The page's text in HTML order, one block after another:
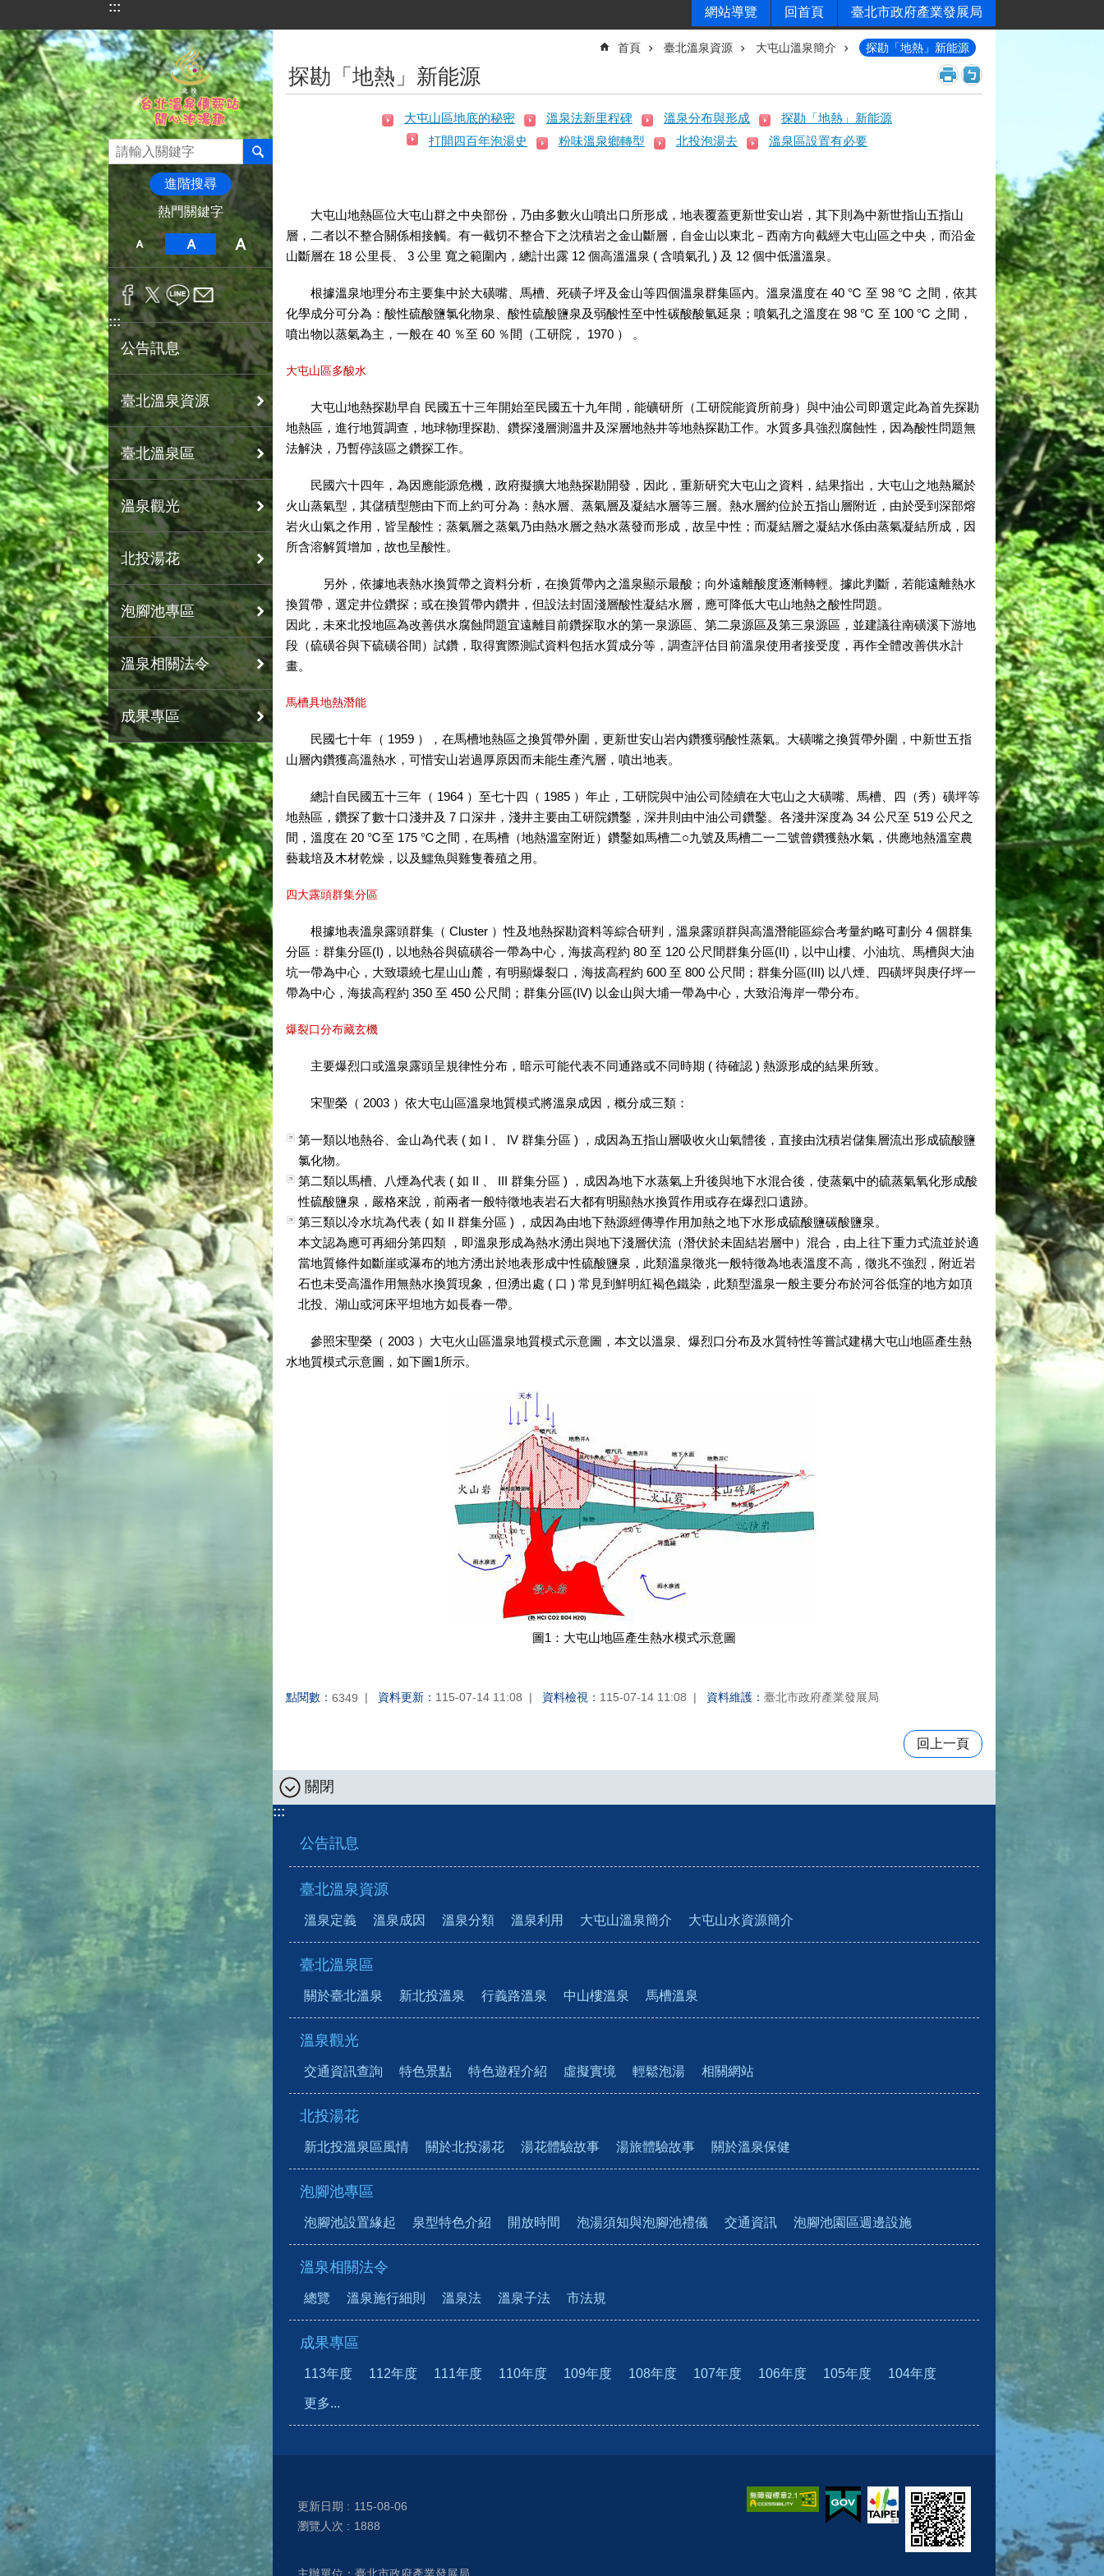
跳到主要內容區塊
::: 網站導覽 回首頁 臺北市政府產業發展局
進階搜尋
熱門關鍵字
:::
公告訊息
臺北溫泉資源
臺北溫泉區
溫泉觀光
北投湯花
泡腳池專區
溫泉相關法令
成果專區
首頁 臺北溫泉資源 大屯山溫泉簡介 探勘「地熱」新能源
探勘「地熱」新能源
大屯山區地底的秘密 溫泉法新里程碑 溫泉分布與形成
探勘「地熱」新能源
打開四百年泡湯史
粉味溫泉鄉轉型 北投泡湯去 溫泉區設置有必要
大屯山地熱區位大屯山群之中央部份，乃由多數火山噴出口所形成，地表覆蓋更新世安山岩，其下則為中新世指山五指山
層，二者以不整合關係相接觸。有一截切不整合下之沈積岩之金山斷層，自金山以東北－西南方向截經大屯山區之中央，而沿金
山斷層在 18 公里長、 3 公里 寬之範圍內，總計出露 12 個高溫溫泉 ( 含噴氣孔 ) 及 12 個中低溫溫泉。
根據溫泉地理分布主要集中於大磺嘴、馬槽、死磺子坪及金山等四個溫泉群集區內。溫泉溫度在 40 ℃ 至 98 ℃ 之間，依其
化學成分可分為：酸性硫酸鹽氯化物泉、酸性硫酸鹽泉及弱酸性至中性碳酸酸氫延泉；噴氣孔之溫度在 98 ℃ 至 100 ℃ 之間，
噴出物以蒸氣為主，一般在 40 ％至 60 ％間（工研院， 1970 ） 。
大屯山區多酸水
大屯山地熱探勘早自 民國五十三年開始至民國五十九年間，能礦研所（工研院能資所前身）與中油公司即選定此為首先探勘
地熱區，進行地質調查，地球物理探勘、鑽探淺層測溫井及深層地熱井等地熱探勘工作。水質多具強烈腐蝕性，因為酸性問題無
法解決，乃暫停該區之鑽探工作。
民國六十四年，為因應能源危機，政府擬擴大地熱探勘開發，因此，重新研究大屯山之資料，結果指出，大屯山之地熱屬於
火山蒸氣型，其儲積型態由下而上約可分為：熱水層、蒸氣層及凝結水層等三層。熱水層約位於五指山層附近，由於受到深部熔
岩火山氣之作用，皆呈酸性；蒸氣層之蒸氣乃由熱水層之熱水蒸發而形成，故呈中性；而凝結層之凝結水係由蒸氣凝結所成，因
所含溶解質增加，故也呈酸性。
另外，依據地表熱水換質帶之資料分析，在換質帶內之溫泉顯示最酸；向外遠離酸度逐漸轉輕。據此判斷，若能遠離熱水
換質帶，選定井位鑽探；或在換質帶內鑽井，但設法封固淺層酸性凝結水層，應可降低大屯山地熱之酸性問題。
因此，未來北投地區為改善供水腐蝕問題宜遠離目前鑽探取水的第一泉源區、第二泉源區及第三泉源區，並建議往南磺溪下游地
段（硫磺谷與下硫磺谷間）試鑽，取得實際測試資料包括水質成分等，調查評估目前溫泉使用者接受度，再作全體改善供水計
畫。
馬槽具地熱潛能
民國七十年（ 1959 ），在馬槽地熱區之換質帶外圍，更新世安山岩內鑽獲弱酸性蒸氣。大磺嘴之換質帶外圍，中新世五指
山層內鑽獲高溫熱水，可惜安山岩過厚原因而未能生產汽層，噴出地表。
總計自民國五十三年（ 1964 ）至七十四（ 1985 ）年止，工研院與中油公司陸續在大屯山之大磺嘴、馬槽、四（秀）磺坪等
地熱區，鑽探了數十口淺井及 7 口深井，淺井主要由工研院鑽鑿，深井則由中油公司鑽鑿。各淺井深度為 34 公尺至 519 公尺之
間，溫度在 20 ℃至 175 ℃之間，在馬槽（地熱溫室附近）鑽鑿如馬槽二○九號及馬槽二一二號曾鑽獲熱水氣，供應地熱溫室農
藝栽培及木材乾燥，以及鱷魚與雞隻養殖之用。
四大露頭群集分區
根據地表溫泉露頭群集（ Cluster ）性及地熱探勘資料等綜合研判，溫泉露頭群與高溫潛能區綜合考量約略可劃分 4 個群集
分區：群集分區(I)，以地熱谷與硫磺谷一帶為中心，海拔高程約 80 至 120 公尺間群集分區(II)，以中山樓、小油坑、馬槽與大油
坑一帶為中心，大致環繞七星山山麓，有明顯爆裂口，海拔高程約 600 至 800 公尺間；群集分區(III) 以八煙、四磺坪與庚仔坪一
帶為中心，海拔高程約 350 至 450 公尺間；群集分區(IV) 以金山與大埔一帶為中心，大致沿海岸一帶分布。
爆裂口分布藏玄機
主要爆烈口或溫泉露頭呈規律性分布，暗示可能代表不同通路或不同時期 ( 待確認 ) 熱源形成的結果所致。
宋聖榮（ 2003 ）依大屯山區溫泉地質模式將溫泉成因，概分成三類：
第一類以地熱谷、金山為代表 ( 如 I 、 IV 群集分區 ) ，成因為五指山層吸收火山氣體後，直接由沈積岩儲集層流出形成硫酸鹽
氯化物。
第二類以馬槽、八煙為代表 ( 如 II 、 III 群集分區 ) ，成因為地下水蒸氣上升後與地下水混合後，使蒸氣中的硫蒸氣氧化形成酸
性硫酸鹽泉，嚴格來說，前兩者一般特徵地表岩石大都有明顯熱水換質作用或存在爆烈口遺跡。
第三類以冷水坑為代表 ( 如 II 群集分區 ) ，成因為由地下熱源經傳導作用加熱之地下水形成硫酸鹽碳酸鹽泉。
本文認為應可再細分第四類 ，即溫泉形成為熱水湧出與地下淺層伏流（潛伏於未固結岩層中）混合，由上往下重力式流並於適
當地質條件如斷崖或瀑布的地方湧出於地表形成中性硫酸鹽泉，此類溫泉徵兆一般特徵為地表溫度不高，徵兆不強烈，附近岩
石也未受高溫作用無熱水換質現象，但湧出處 ( 口 ) 常見到鮮明紅褐色鐵染，此類型溫泉一般主要分布於河谷低窪的地方如頂
北投、湖山或河床平坦地方如長春一帶。
參照宋聖榮（ 2003 ）大屯火山區溫泉地質模式示意圖，本文以溫泉、爆烈口分布及水質特性等嘗試建構大屯山地區產生熱
水地質模式示意圖，如下圖1所示。
圖1：大屯山地區產生熱水模式示意圖
點閱數： 6349 資料更新： 115-07-14 11:08 資料檢視： 115-07-14 11:08 資料維護： 臺北市政府產業發展局
回上一頁
關閉
:::
公告訊息
臺北溫泉資源
溫泉定義 溫泉成因 溫泉分類 溫泉利用 大屯山溫泉簡介 大屯山水資源簡介
臺北溫泉區
關於臺北溫泉 新北投溫泉 行義路溫泉 中山樓溫泉 馬槽溫泉
溫泉觀光
交通資訊查詢 特色景點 特色遊程介紹 虛擬實境 輕鬆泡湯 相關網站
北投湯花
新北投溫泉區風情 關於北投湯花 湯花體驗故事 湯旅體驗故事 關於溫泉保健
泡腳池專區
泡腳池設置緣起 泉型特色介紹 開放時間 泡湯須知與泡腳池禮儀 交通資訊 泡腳池園區週邊設施
溫泉相關法令
總覽 溫泉施行細則 溫泉法 溫泉子法 市法規
成果專區
113年度 112年度 111年度 110年度 109年度 108年度 107年度 106年度 105年度 104年度
更多...
更新日期
115-08-06
瀏覽人次
1888